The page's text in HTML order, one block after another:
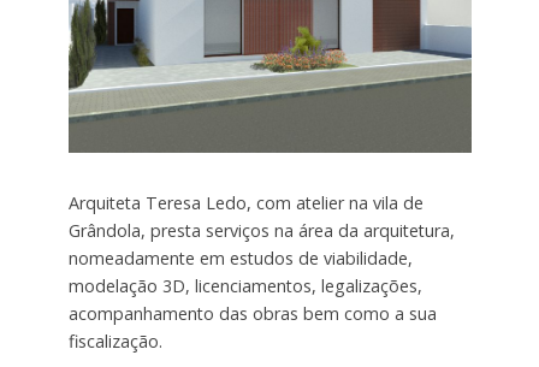
Arquiteta Teresa Ledo, com atelier na vila de
Grândola, presta serviços na área da arquitetura,
nomeadamente em estudos de viabilidade,
modelação 3D, licenciamentos, legalizações,
acompanhamento das obras bem como a sua
fiscalização.